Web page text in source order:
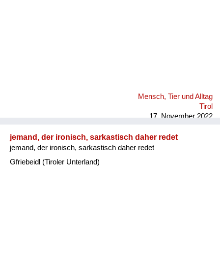
Mensch, Tier und Alltag
Tirol
17. November 2022
jemand, der ironisch, sarkastisch daher redet
jemand, der ironisch, sarkastisch daher redet
Gfriebeidl (Tiroler Unterland)